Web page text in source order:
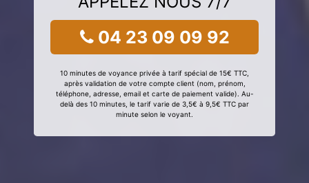
04 23 09 09 92
10 minutes de voyance privée à tarif spécial de 15€ TTC,
après validation de votre compte client (nom, prénom,
téléphone, adresse, email et carte de paiement valide). Au-
delà des 10 minutes, le tarif varie de 3,5€ à 9,5€ TTC par
minute selon le voyant.